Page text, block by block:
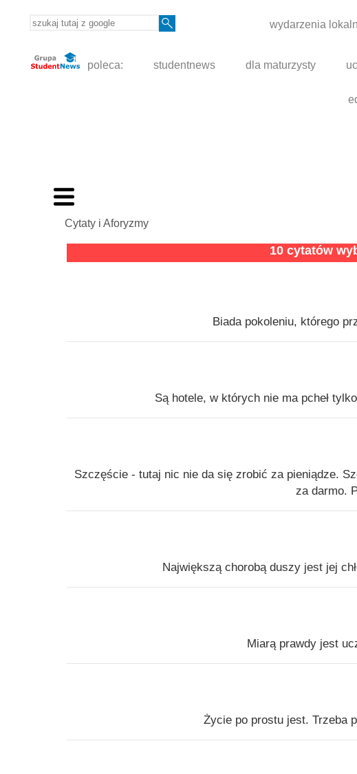
wydarzenia
poleca: studentnews dla maturzysty
Cytaty i Aforyzmy
10 cytatów
Biada pokoleniu, którego
Są hotele, w których nie ma pcheł
Szczęście - tutaj nic nie da się zrobić za pieniądze.
za darmo.
Największą chorobą duszy jest jej
Miarą prawdy jest
Życie po prostu jest. Trzeba